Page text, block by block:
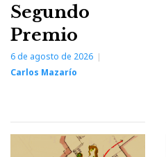
Segundo
Premio
6 de agosto de 2026
Carlos Mazarío